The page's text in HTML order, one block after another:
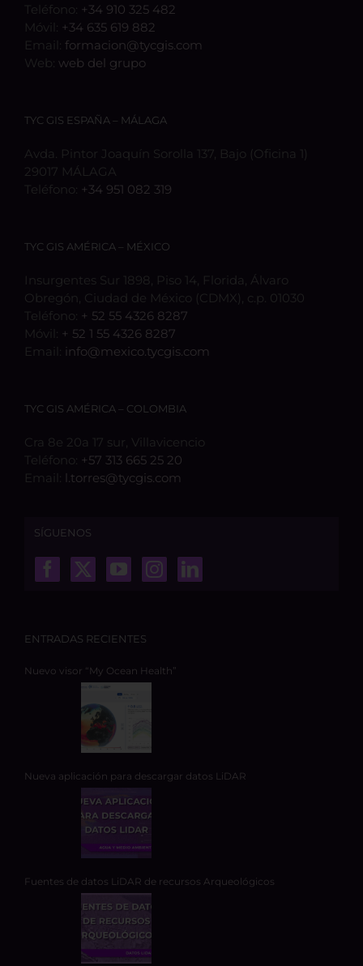
Teléfono: +34 910 325 482
Móvil: +34 635 619 882
Email: formacion@tycgis.com
Web: web del grupo
TYC GIS ESPAÑA – MÁLAGA
Avda. Pintor Joaquín Sorolla 137, Bajo (Oficina 1)
29017 MÁLAGA
Teléfono: +34 951 082 319
TYC GIS AMÉRICA – MÉXICO
Insurgentes Sur 1898, Piso 14, Florida, Álvaro
Obregón, Ciudad de México (CDMX), c.p. 01030
Teléfono: + 52 55 4326 8287
Móvil: + 52 1 55 4326 8287
Email: info@mexico.tycgis.com
TYC GIS AMÉRICA – COLOMBIA
Cra 8e 20a 17 sur, Villavicencio
Teléfono: +57 313 665 25 20
Email: l.torres@tycgis.com
SÍGUENOS
ENTRADAS RECIENTES
Nuevo visor “My Ocean Health”
Nueva aplicación para descargar datos LiDAR
Fuentes de datos LiDAR de recursos Arqueológicos